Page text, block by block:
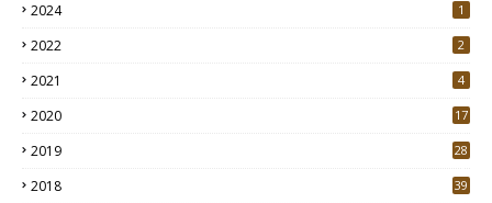
2024 1
2022 2
2021 4
2020
17
2019
28
2018
39